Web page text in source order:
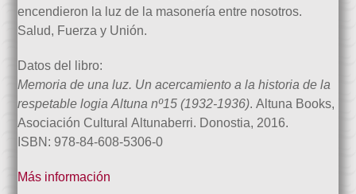
encendieron la luz de la masonería entre nosotros.
Salud, Fuerza y Unión.
Datos del libro:
Memoria de una luz. Un acercamiento a la historia de la
respetable logia Altuna nº15 (1932-1936). Altuna Books,
Asociación Cultural Altunaberri. Donostia, 2016.
ISBN: 978-84-608-5306-0
Más información